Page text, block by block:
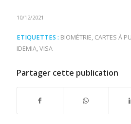
10/12/2021
ETIQUETTES : BIOMÉTRIE, CARTES À
IDEMIA, VISA
Partager cette publication